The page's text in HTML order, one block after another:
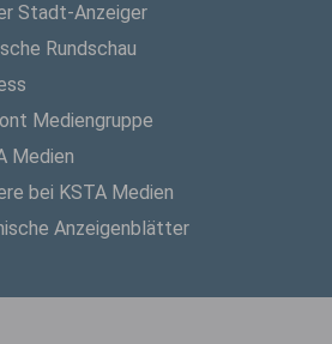
Stadt-Anzeiger
Rundschau
Mediengruppe
Medien
bei KSTA Medien
Anzeigenblätter